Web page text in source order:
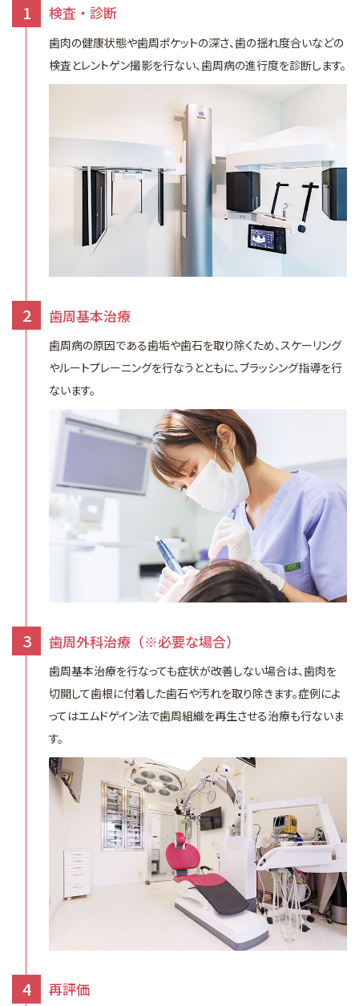
1 検査・診断
歯肉の健康状態や歯周ポケットの深さ、歯の揺れ度合いなどの
検査とレントゲン撮影を行ない、歯周病の進行度を診断します。
2 歯周基本治療
歯周病の原因である歯垢や歯石を取り除くため、スケーリング
やルートプレーニングを行なうとともに、ブラッシング指導を行
ないます。
3 歯周外科治療（※必要な場合）
歯周基本治療を行なっても症状が改善しない場合は、歯肉を
切開して歯根に付着した歯石や汚れを取り除きます。症例によ
ってはエムドゲイン法で歯周組織を再生させる治療も行ないま
す。
4 再評価